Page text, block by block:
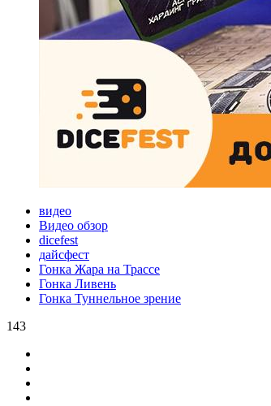
видео
Видео обзор
dicefest
дайсфест
Гонка Жара на Трассе
Гонка Ливень
Гонка Туннельное зрение
143